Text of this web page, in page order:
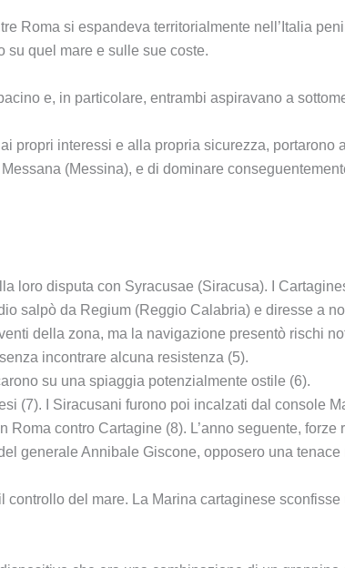
Roma si espandeva territorialmente nell’Italia
su quel mare e sulle sue coste.
e, in particolare, entrambi aspiravano a
propri interessi e alla propria sicurezza, portarono al
(Messina), e di dominare
loro disputa con Syracusae (Siracusa). I
salpò da Regium (Reggio Calabria) e diresse a
della zona, ma la navigazione presentò rischi
incontrare alcuna resistenza (5).
su una spiaggia potenzialmente ostile (6).
(7). I Siracusani furono poi incalzati dal console
contro Cartagine (8). L’anno seguente, forze
generale Annibale Giscone, opposero una tenace
del mare. La Marina cartaginese sconfisse